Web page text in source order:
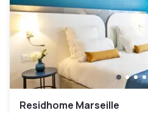
Residhome Marseille